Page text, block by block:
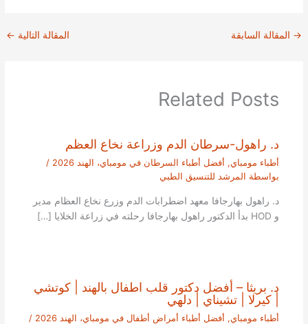
→ المقالة السابقة المقالة التالية ←
Related Posts
د. راهول-سرطان الدم وزراعة نخاع العظم
أطباء مومباي, أفضل أطباء السرطان في مومباي، الهند 2026
/
بواسطة المرشد للتنسيق الطبي
د. راهول بهارجافا معهد اضطرابات الدم وزرع نخاع العظام مدير
و HOD بدأ الدكتور راهول بهارجافا رحلته في زراعة الخلايا […]
د. بريثا – أفضل دكتور قلب اطفال بالهند | كوتشي
| كيرلا | تشيناي | دلهي
أطباء مومباي, أفضل أطباء أمراض أطفال في مومباي، الهند 2026
/